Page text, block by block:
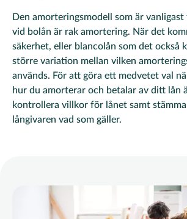
Den amorteringsmodell som är
vid bolån är rak amortering. När det
säkerhet, eller blancolån som det också
större variation mellan vilken
används. För att göra ett medvetet val
hur du amorterar och betalar av ditt lån
kontrollera villkor för lånet samt stämma
långivaren vad som gäller.